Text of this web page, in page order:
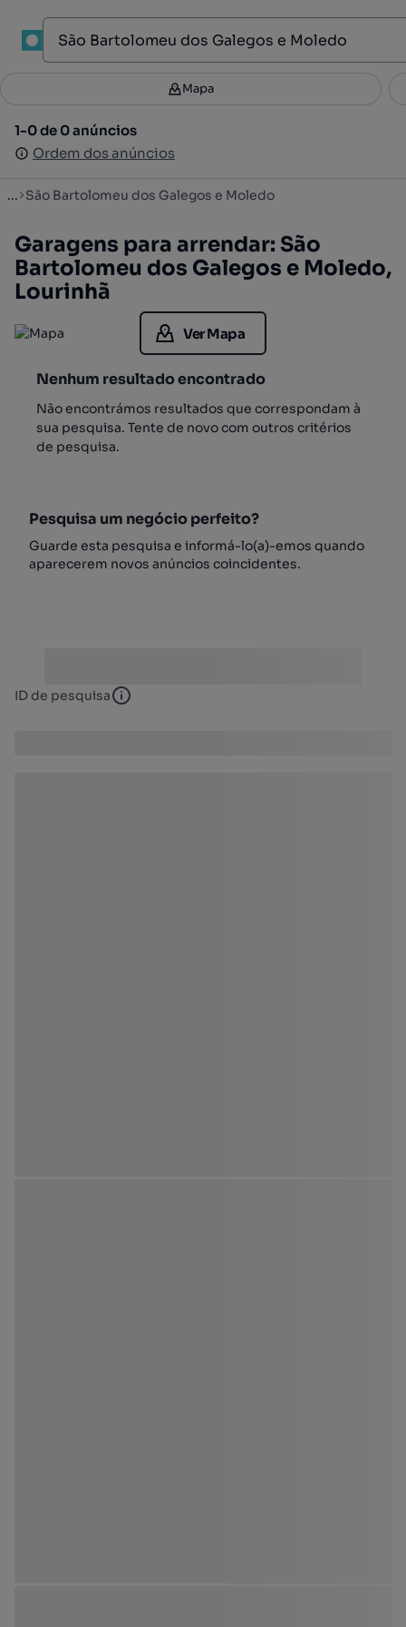
Filtros 3
1-0 de 0 anúncios
Ordem dos anúncios
Mapa
1-0 de 0 anúncios
Ordem dos anúncios
... São Bartolomeu dos Galegos e Moledo
Garagens para arrendar: São
Bartolomeu dos Galegos e Moledo,
Lourinhã
Ver Mapa
Nenhum resultado encontrado
Não encontrámos resultados que correspondam à
sua pesquisa. Tente de novo com outros critérios
de pesquisa.
Pesquisa um negócio perfeito?
Guarde esta pesquisa e informá-lo(a)-emos quando
aparecerem novos anúncios coincidentes.
ID de pesquisa ID de pesquisa